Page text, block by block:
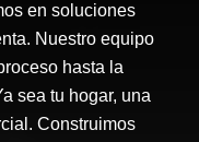
en soluciones
Nuestro equipo
hasta la
sea tu hogar, una
Construimos